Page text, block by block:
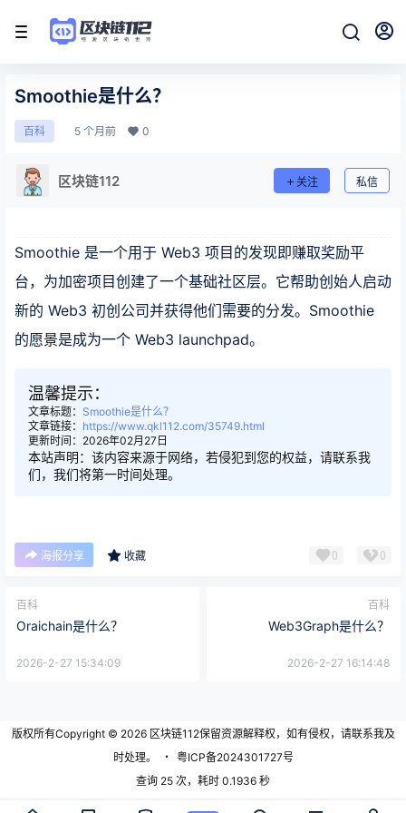
Smoothie是什么？
百科 5 个月前 0
区块链112 关注 私信
Smoothie 是一个用于 Web3 项目的发现即赚取奖励平
台，为加密项目创建了一个基础社区层。它帮助创始人启动
新的 Web3 初创公司并获得他们需要的分发。Smoothie
的愿景是成为一个 Web3 launchpad。
温馨提示：
文章标题： Smoothie是什么？
文章链接： https://www.qkl112.com/35749.html
更新时间：2026年02月27日
本站声明：该内容来源于网络，若侵犯到您的权益，请联系我
们，我们将第一时间处理。
海报分享 收藏 0 0
百科
Oraichain是什么？
2026-2-27 15:34:09
百科
Web3Graph是什么？
2026-2-27 16:14:48
版权所有Copyright © 2026区块链112保留资源解释权，如有侵权，请联系我及
时处理。
・ 粤ICP备2024301727号
查询 25 次，耗时 0.1936 秒